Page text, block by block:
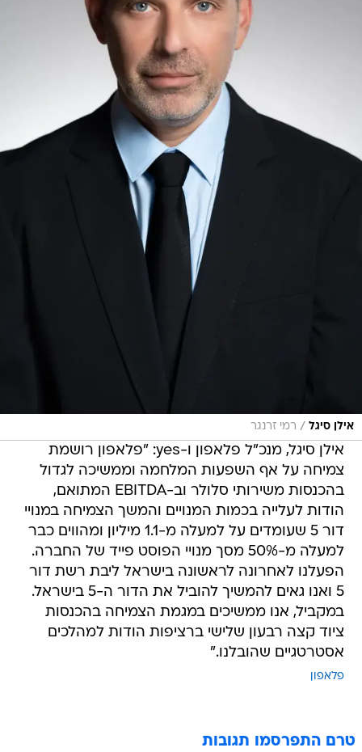
אילן סיגל / רמי זרנגר
אילן סיגל, מנכ"ל פלאפון ו-yes: "פלאפון רושמת
צמיחה על אף השפעות המלחמה וממשיכה לגדול
בהכנסות משירותי סלולר וב-EBITDA המתואם,
הודות לעלייה בכמות המנויים והמשך הצמיחה במנויי
דור 5 שעומדים על למעלה מ-1.1 מיליון ומהווים כבר
למעלה מ-50% מסך מנויי הפוסט פייד של החברה.
הפעלנו לאחרונה לראשונה בישראל ליבת רשת דור
5 ואנו גאים להמשיך להוביל את הדור ה-5 בישראל.
במקביל, אנו ממשיכים במגמת הצמיחה בהכנסות
ציוד קצה רבעון שלישי ברציפות הודות למהלכים
אסטרטגיים שהובלנו."
פלאפון
טרם התפרסמו תגובות